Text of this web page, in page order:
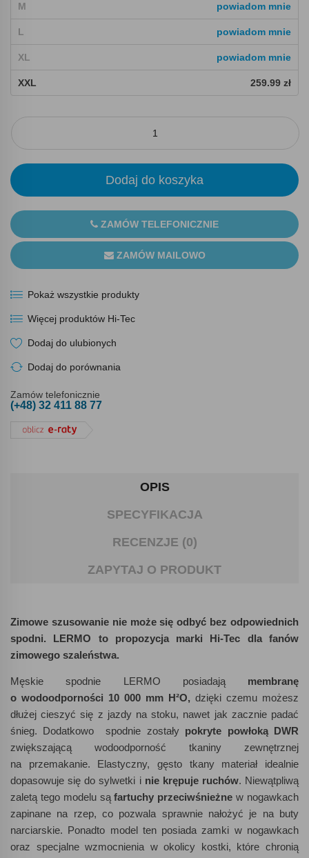
M powiadom mnie
L powiadom mnie
XL powiadom mnie
XXL 259.99 zł
Dodaj do koszyka
ZAMÓW TELEFONICZNIE
ZAMÓW MAILOWO
Pokaż wszystkie produkty
Więcej produktów Hi-Tec
Dodaj do ulubionych
Dodaj do porównania
Zamów telefonicznie
(+48) 32 411 88 77
OPIS
SPECYFIKACJA
RECENZJE (0)
ZAPYTAJ O PRODUKT
Zimowe szusowanie nie może się odbyć bez odpowiednich
spodni. LERMO to propozycja marki Hi-Tec dla fanów
zimowego szaleństwa.
Męskie spodnie LERMO posiadają membranę
o wodoodporności 10 000 mm H²O, dzięki czemu możesz
dłużej cieszyć się z jazdy na stoku, nawet jak zacznie padać
śnieg. Dodatkowo spodnie zostały pokryte powłoką DWR
zwiększającą wodoodporność tkaniny zewnętrznej
na przemakanie. Elastyczny, gęsto tkany materiał idealnie
dopasowuje się do sylwetki i nie krępuje ruchów. Niewątpliwą
zaletą tego modelu sąfartuchy przeciwśnieżne w nogawkach
zapinane na rzep, co pozwala sprawnie nałożyć je na buty
narciarskie. Ponadto model ten posiada zamki w nogawkach
oraz specjalne wzmocnienia w okolicy kostki, które chronią